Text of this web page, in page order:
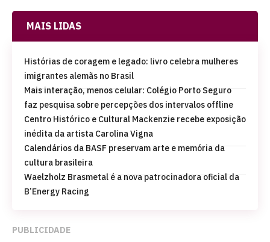
MAIS LIDAS
Histórias de coragem e legado: livro celebra mulheres
imigrantes alemãs no Brasil
Mais interação, menos celular: Colégio Porto Seguro
faz pesquisa sobre percepções dos intervalos offline
Centro Histórico e Cultural Mackenzie recebe exposição
inédita da artista Carolina Vigna
Calendários da BASF preservam arte e memória da
cultura brasileira
Waelzholz Brasmetal é a nova patrocinadora oficial da
B’Energy Racing
PUBLICIDADE